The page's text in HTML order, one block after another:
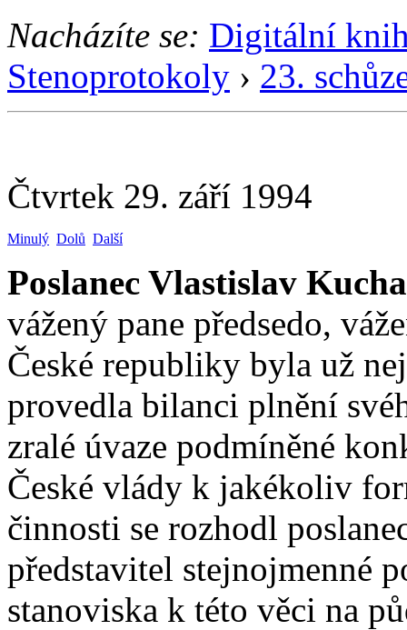
Nacházíte se: Digitální
Stenoprotokoly › 23.
Čtvrtek 29. září 1994
Minulý Dolů Další
Poslanec Vlastislav
vážený pane předsedo,
České republiky byla už
provedla bilanci plnění
zralé úvaze podmíněné
České vlády k jakékoliv
činnosti se rozhodl
představitel stejnojmenné
stanoviska k této věci na